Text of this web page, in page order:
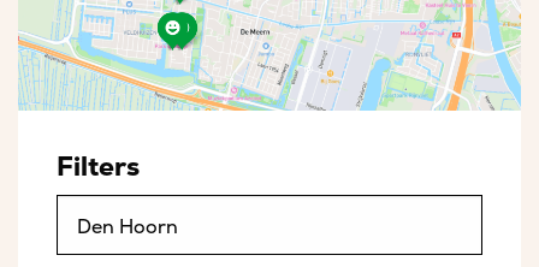
Filters